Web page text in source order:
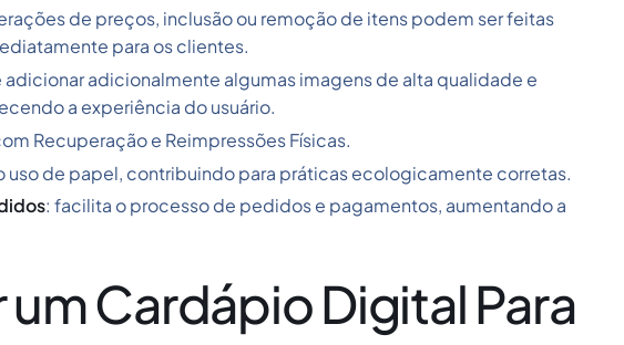
de preços, inclusão ou remoção de itens podem ser feitas
para os clientes.
adicionalmente algumas imagens de alta qualidade e
a experiência do usuário.
Recuperação e Reimpressões Físicas.
uso de papel, contribuindo para práticas ecologicamente corretas.
: facilita o processo de pedidos e pagamentos, aumentando a
Cardápio Digital​ Para